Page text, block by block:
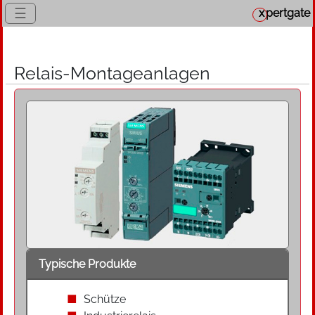
☰ xpertgate
Relais-Montageanlagen
Typische Produkte
Schütze